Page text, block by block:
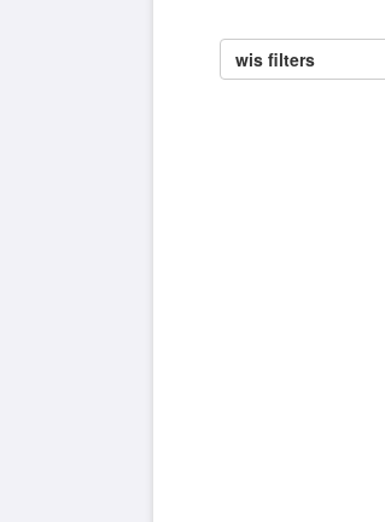
wis filters